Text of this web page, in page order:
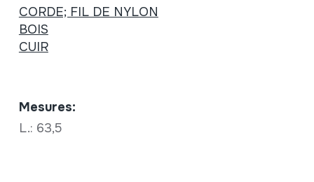
CORDE; FIL DE NYLON
BOIS
CUIR
Mesures:
L.: 63,5